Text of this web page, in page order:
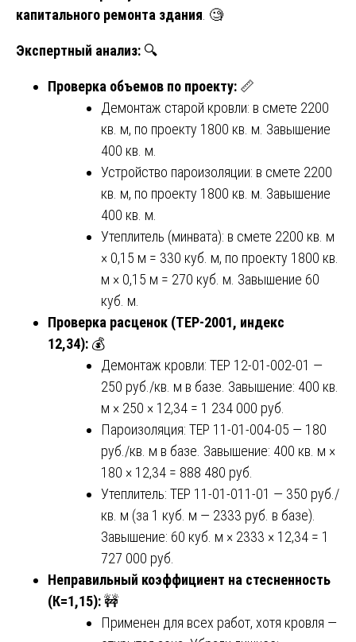
капитального ремонта здания. 🧐
Экспертный анализ: 🔍
Проверка объемов по проекту: 📏
Демонтаж старой кровли: в смете 2200
кв. м, по проекту 1800 кв. м. Завышение
400 кв. м.
Устройство пароизоляции: в смете 2200
кв. м, по проекту 1800 кв. м. Завышение
400 кв. м.
Утеплитель (минвата): в смете 2200 кв. м
× 0,15 м = 330 куб. м, по проекту 1800 кв.
м × 0,15 м = 270 куб. м. Завышение 60
куб. м.
Проверка расценок (ТЕР-2001, индекс
12,34): 💰
Демонтаж кровли: ТЕР 12-01-002-01 —
250 руб./кв. м в базе. Завышение: 400 кв.
м × 250 × 12,34 = 1 234 000 руб.
Пароизоляция: ТЕР 11-01-004-05 — 180
руб./кв. м в базе. Завышение: 400 кв. м ×
180 × 12,34 = 888 480 руб.
Утеплитель: ТЕР 11-01-011-01 — 350 руб./
кв. м (за 1 куб. м — 2333 руб. в базе).
Завышение: 60 куб. м × 2333 × 12,34 = 1
727 000 руб.
Неправильный коэффициент на стесненность
(К=1,15):🚧
Применен для всех работ, хотя кровля —